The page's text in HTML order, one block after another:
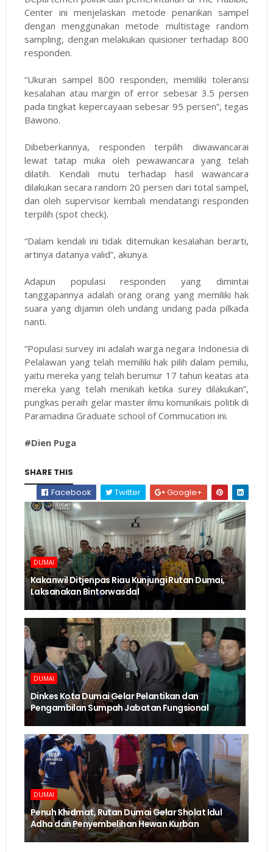
Center ini menjelaskan metode penarikan sampel
dengan menggunakan metode multistage random
sampling, dengan melakukan quisioner terhadap 800
responden.
“Ukuran sampel 800 responden, memiliki toleransi
kesalahan atau margin of error sebesar 3.5 persen
pada tingkat kepercayaan sebesar 95 persen”, tegas
Bawono.
Dibeberkannya, responden terpilih diwawancarai
lewat tatap muka oleh pewawancara yang telah
dilatih. Kendali mutu terhadap hasil wawancara
dilakukan secara random 20 persen dari total sampel,
dan oleh supervisor kembali mendatangi responden
terpilih (spot check).
“Dalam kendali ini tidak ditemukan kesalahan berarti,
artinya datanya valid”, akunya.
Adapun populasi responden yang dimintai
tanggapannya adalah orang orang yang memiliki hak
suara yang dijamin oleh undang undang pada pilkada
nanti.
“Populasi survey ini adalah warga negara Indonesia di
Pelalawan yang telah memiliki hak pilih dalam pemilu,
yaitu mereka yang telah berumur 17 tahun keatas ata
mereka yang telah menikah ketika surey dilakukan”,
pungkas peraih gelar master ilmu komunikais politik di
Paramadina Graduate school of Commucation ini.
#Dien Puga
SHARE THIS
Facebook
Twitter Google+
DUMAI
Kakanwil Ditjenpas Riau Kunjungi Rutan Dumai,
Laksanakan Bintorwasdal
DUMAI
Dinkes Kota Dumai Gelar Pelantikan dan
Pengambilan Sumpah Jabatan Fungsional
DUMAI
Penuh Khidmat, Rutan Dumai Gelar Sholat Idul
Adha dan Penyembelihan Hewan Kurban